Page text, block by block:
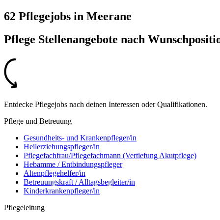
62 Pflegejobs in Meerane
Pflege Stellenangebote nach
Entdecke Pflegejobs nach deinen Interessen oder Qualifikationen.
Pflege und Betreuung
Gesundheits- und Krankenpfleger/in
Heilerziehungspfleger/in
Pflegefachfrau/Pflegefachmann (Vertiefung Akutpflege)
Hebamme / Entbindungspfleger
Altenpflegehelfer/in
Betreuungskraft / Alltagsbegleiter/in
Kinderkrankenpfleger/in
Pflegeleitung